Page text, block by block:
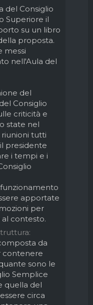
del Consiglio
Superiore il
su un libro
proposta.
messi
nell'Aula del
del
Consiglio
criticità e
state nel
tutti
presidente
i tempi e i
apportate
per
contesto.
da
contenere
sono le
Semplice
quella del
circa